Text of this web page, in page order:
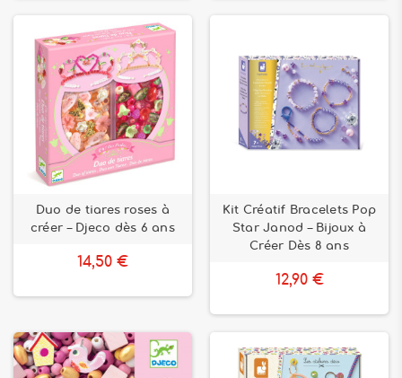
Duo de tiares roses à
créer – Djeco dès 6 ans
14,50 €
Kit Créatif Bracelets Pop
Star Janod – Bijoux à
Créer Dès 8 ans
12,90 €